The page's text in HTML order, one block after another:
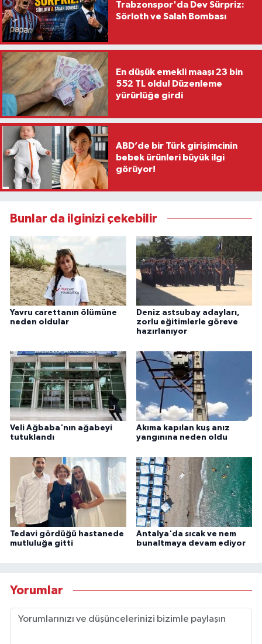
Trabzonspor'da Dev Sürpriz:
Sörloth ve Salah Bombası
En düşük emekli maaşı 23 bin
552 TL oldu! Düzenleme
yürürlüğe girdi
ABD’de bir Türk girişimcinin
bebek ürünleri büyük ilgi
görüyor!
Bunlar da ilginizi çekebilir
Yavru carettanın ölümüne
neden oldular
Deniz astsubay adayları,
zorlu eğitimlerle göreve
hazırlanıyor
Veli Ağbaba'nın ağabeyi
tutuklandı
Akıma kapılan kuş anız
yangınına neden oldu
Tedavi gördüğü hastanede
mutluluğa gitti
Antalya'da sıcak ve nem
bunaltmaya devam ediyor
Yorumlar